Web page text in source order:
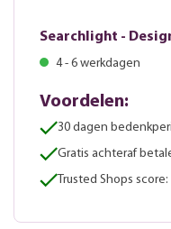
Searchlight -
4 - 6 werkdagen
Voordelen:
30 dagen
Gratis achteraf
Trusted Shops score: